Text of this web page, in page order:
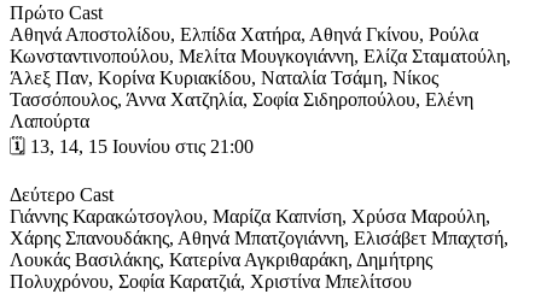
Πρώτο Cast
Αθηνά Αποστολίδου, Ελπίδα Χατήρα, Αθηνά Γκίνου, Ρούλα
Κωνσταντινοπούλου, Μελίτα Μουγκογιάννη, Ελίζα Σταματούλη,
Άλεξ Παν, Κορίνα Κυριακίδου, Ναταλία Τσάμη, Νίκος
Τασσόπουλος, Άννα Χατζηλία, Σοφία Σιδηροπούλου, Ελένη
Λαπούρτα
🗓️ 13, 14, 15 Ιουνίου στις 21:00
Δεύτερο Cast
Γιάννης Καρακώτσογλου, Μαρίζα Καπνίση, Χρύσα Μαρούλη,
Χάρης Σπανουδάκης, Αθηνά Μπατζογιάννη, Ελισάβετ Μπαχτσή,
Λουκάς Βασιλάκης, Κατερίνα Αγκριθαράκη, Δημήτρης
Πολυχρόνου, Σοφία Καρατζιά, Χριστίνα Μπελίτσου